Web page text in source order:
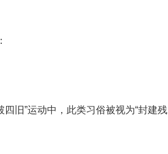
旧”运动中，此类习俗被视为“封建残